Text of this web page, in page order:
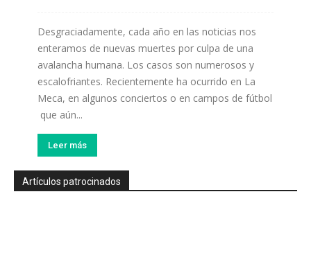
Desgraciadamente, cada año en las noticias nos
enteramos de nuevas muertes por culpa de una
avalancha humana. Los casos son numerosos y
escalofriantes. Recientemente ha ocurrido en La
Meca, en algunos conciertos o en campos de fútbol
que aún...
Leer más
Artículos patrocinados